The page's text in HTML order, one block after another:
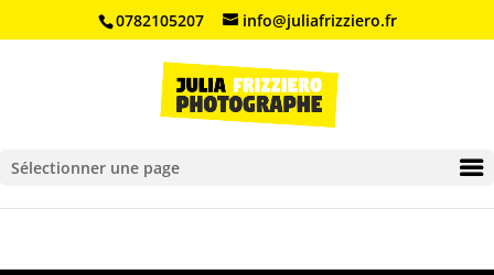
0782105207 info@juliafrizziero.fr
Sélectionner une page